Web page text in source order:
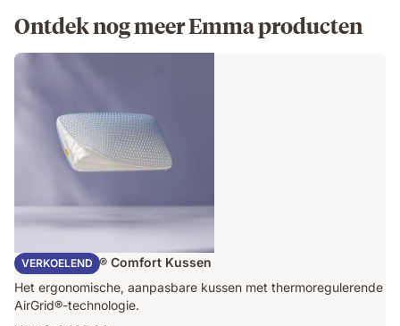
Ontdek nog meer Emma producten
VERKOELEND
Emma AirGrid® Comfort Kussen
Het ergonomische, aanpasbare kussen met thermoregulerende
AirGrid®-technologie.